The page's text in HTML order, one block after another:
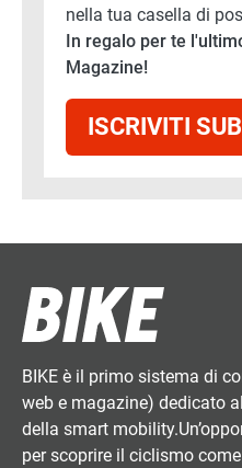
nella tua casella di
In regalo per te
Magazine!
ISCRIVITI
BIKE è il primo sistema di
web e magazine) dedicato
della smart
per scoprire il ciclismo